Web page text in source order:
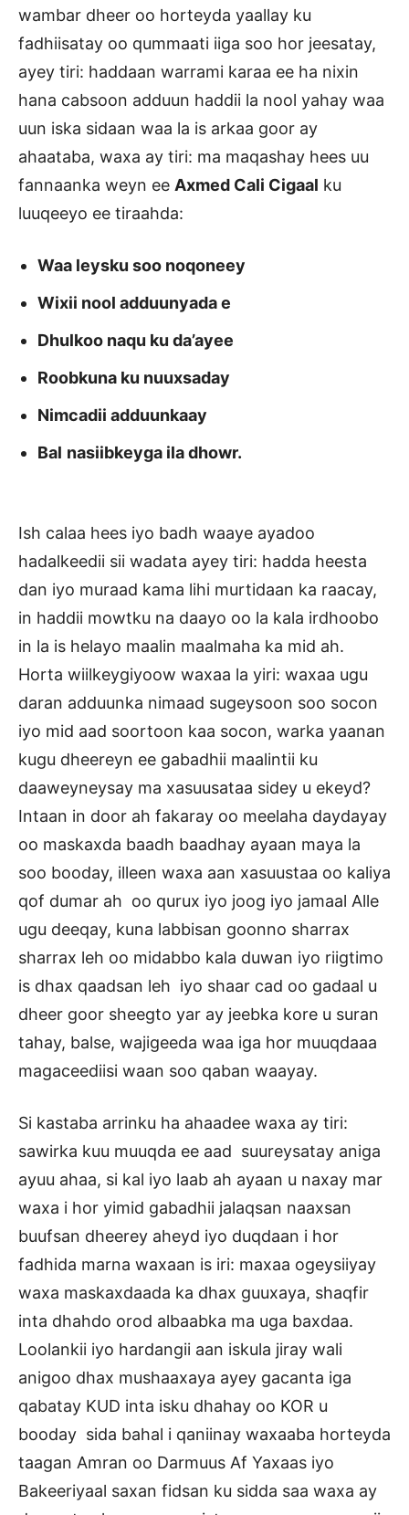
wambar dheer oo horteyda yaallay ku
fadhiisatay oo qummaati iiga soo hor jeesatay,
ayey tiri: haddaan warrami karaa ee ha nixin
hana cabsoon adduun haddii la nool yahay waa
uun iska sidaan waa la is arkaa goor ay
ahaataba, waxa ay tiri: ma maqashay hees uu
fannaanka weyn ee Axmed Cali Cigaal ku
luuqeeyo ee tiraahda:
Waa leysku soo noqoneey
Wixii nool adduunyada e
Dhulkoo naqu ku da’ayee
Roobkuna ku nuuxsaday
Nimcadii adduunkaay
Bal nasiibkeyga ila dhowr.
Ish calaa hees iyo badh waaye ayadoo
hadalkeedii sii wadata ayey tiri: hadda heesta
dan iyo muraad kama lihi murtidaan ka raacay,
in haddii mowtku na daayo oo la kala irdhoobo
in la is helayo maalin maalmaha ka mid ah.
Horta wiilkeygiyoow waxaa la yiri: waxaa ugu
daran adduunka nimaad sugeysoon soo socon
iyo mid aad soortoon kaa socon, warka yaanan
kugu dheereyn ee gabadhii maalintii ku
daaweyneysay ma xasuusataa sidey u ekeyd?
Intaan in door ah fakaray oo meelaha daydayay
oo maskaxda baadh baadhay ayaan maya la
soo booday, illeen waxa aan xasuustaa oo kaliya
qof dumar ah oo qurux iyo joog iyo jamaal Alle
ugu deeqay, kuna labbisan goonno sharrax
sharrax leh oo midabbo kala duwan iyo riigtimo
is dhax qaadsan leh iyo shaar cad oo gadaal u
dheer goor sheegto yar ay jeebka kore u suran
tahay, balse, wajigeeda waa iga hor muuqdaaa
magaceediisi waan soo qaban waayay.
Si kastaba arrinku ha ahaadee waxa ay tiri:
sawirka kuu muuqda ee aad suureysatay aniga
ayuu ahaa, si kal iyo laab ah ayaan u naxay mar
waxa i hor yimid gabadhii jalaqsan naaxsan
buufsan dheerey aheyd iyo duqdaan i hor
fadhida marna waxaan is iri: maxaa ogeysiiyay
waxa maskaxdaada ka dhax guuxaya, shaqfir
inta dhahdo orod albaabka ma uga baxdaa.
Loolankii iyo hardangii aan iskula jiray wali
anigoo dhax mushaaxaya ayey gacanta iga
qabatay KUD inta isku dhahay oo KOR u
booday sida bahal i qaniinay waxaaba horteyda
taagan Amran oo Darmuus Af Yaxaas iyo
Bakeeriyaal saxan fidsan ku sidda saa waxa ay